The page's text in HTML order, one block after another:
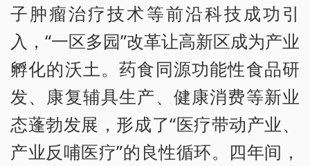
子肿瘤治疗技术等前沿科技成功引
入，“一区多园”改革让高新区成为产业
孵化的沃土。药食同源功能性食品研
发、康复辅具生产、健康消费等新业
态蓬勃发展，形成了“医疗带动产业、
产业反哺医疗”的良性循环。四年间，